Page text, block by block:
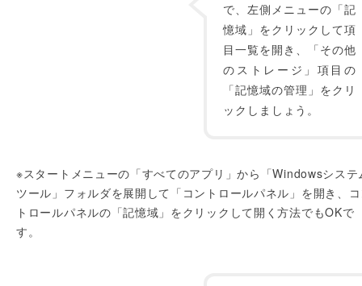
で、左側メニューの「記
憶域」をクリックして項
目一覧を開き、「その他
のストレージ」項目の
「記憶域の管理」をクリ
ックしましょう。
※スタートメニューの「すべてのアプリ」から「Windowsシステ
ツール」フォルダを展開して「コントロールパネル」を開き、
トロールパネルの「記憶域」をクリックして開く方法でもOKで
す。